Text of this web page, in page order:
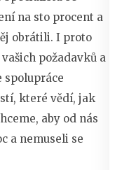
na sto procent a
obrátili. I proto
požadavků a
spolupráce
které vědí, jak
aby od nás
a nemuseli se